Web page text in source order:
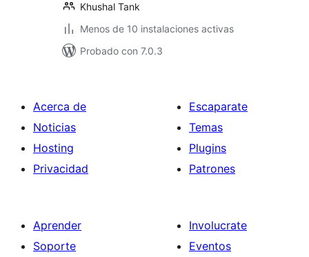
Khushal Tank
Menos de 10 instalaciones activas
Probado con 7.0.3
Acerca de
Noticias
Hosting
Privacidad
Escaparate
Temas
Plugins
Patrones
Aprender
Soporte
Involucrate
Eventos